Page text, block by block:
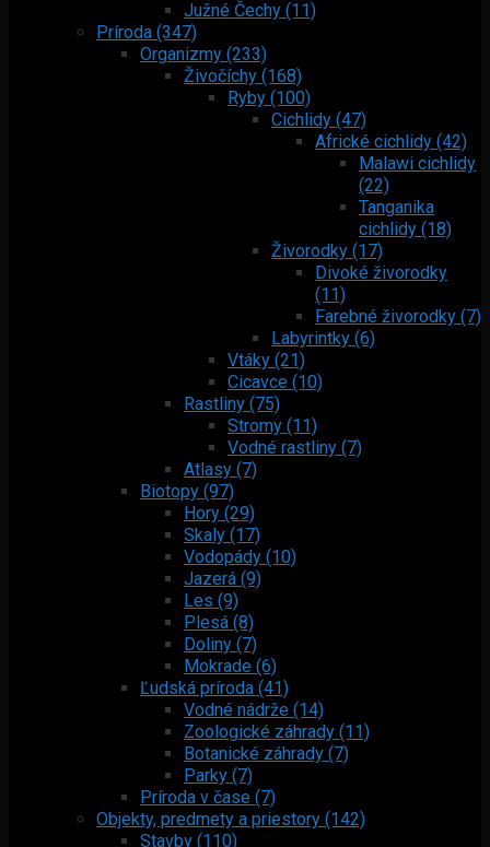
Južné Čechy (11)
Príroda (347)
Organizmy (233)
Živočíchy (168)
Ryby (100)
Cichlidy (47)
Africké cichlidy (42)
Malawi cichlidy
(22)
Tanganika
cichlidy (18)
Živorodky (17)
Divoké živorodky
(11)
Farebné živorodky (7)
Labyrintky (6)
Vtáky (21)
Cicavce (10)
Rastliny (75)
Stromy (11)
Vodné rastliny (7)
Atlasy (7)
Biotopy (97)
Hory (29)
Skaly (17)
Vodopády (10)
Jazerá (9)
Les (9)
Plesá (8)
Doliny (7)
Mokrade (6)
Ľudská príroda (41)
Vodné nádrže (14)
Zoologické záhrady (11)
Botanické záhrady (7)
Parky (7)
Príroda v čase (7)
Objekty, predmety a priestory (142)
Stavby (110)